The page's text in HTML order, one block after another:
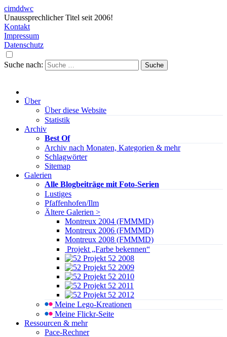
cimddwc
Unaussprechlicher Titel seit 2006!
Kontakt
Impressum
Datenschutz
Suche nach:
Über
Über diese Website
Statistik
Archiv
Best Of
Archiv nach Monaten, Kategorien & mehr
Schlagwörter
Sitemap
Galerien
Alle Blogbeiträge mit Foto-Serien
Lustiges
Pfaffenhofen/Ilm
Ältere Galerien >
Montreux 2004 (FMMMD)
Montreux 2006 (FMMMD)
Montreux 2008 (FMMMD)
Projekt „Farbe bekennen“
Projekt 52 2008
Projekt 52 2009
Projekt 52 2010
Projekt 52 2011
Projekt 52 2012
Meine Lego-Kreationen
Meine Flickr-Seite
Ressourcen & mehr
Pace-Rechner